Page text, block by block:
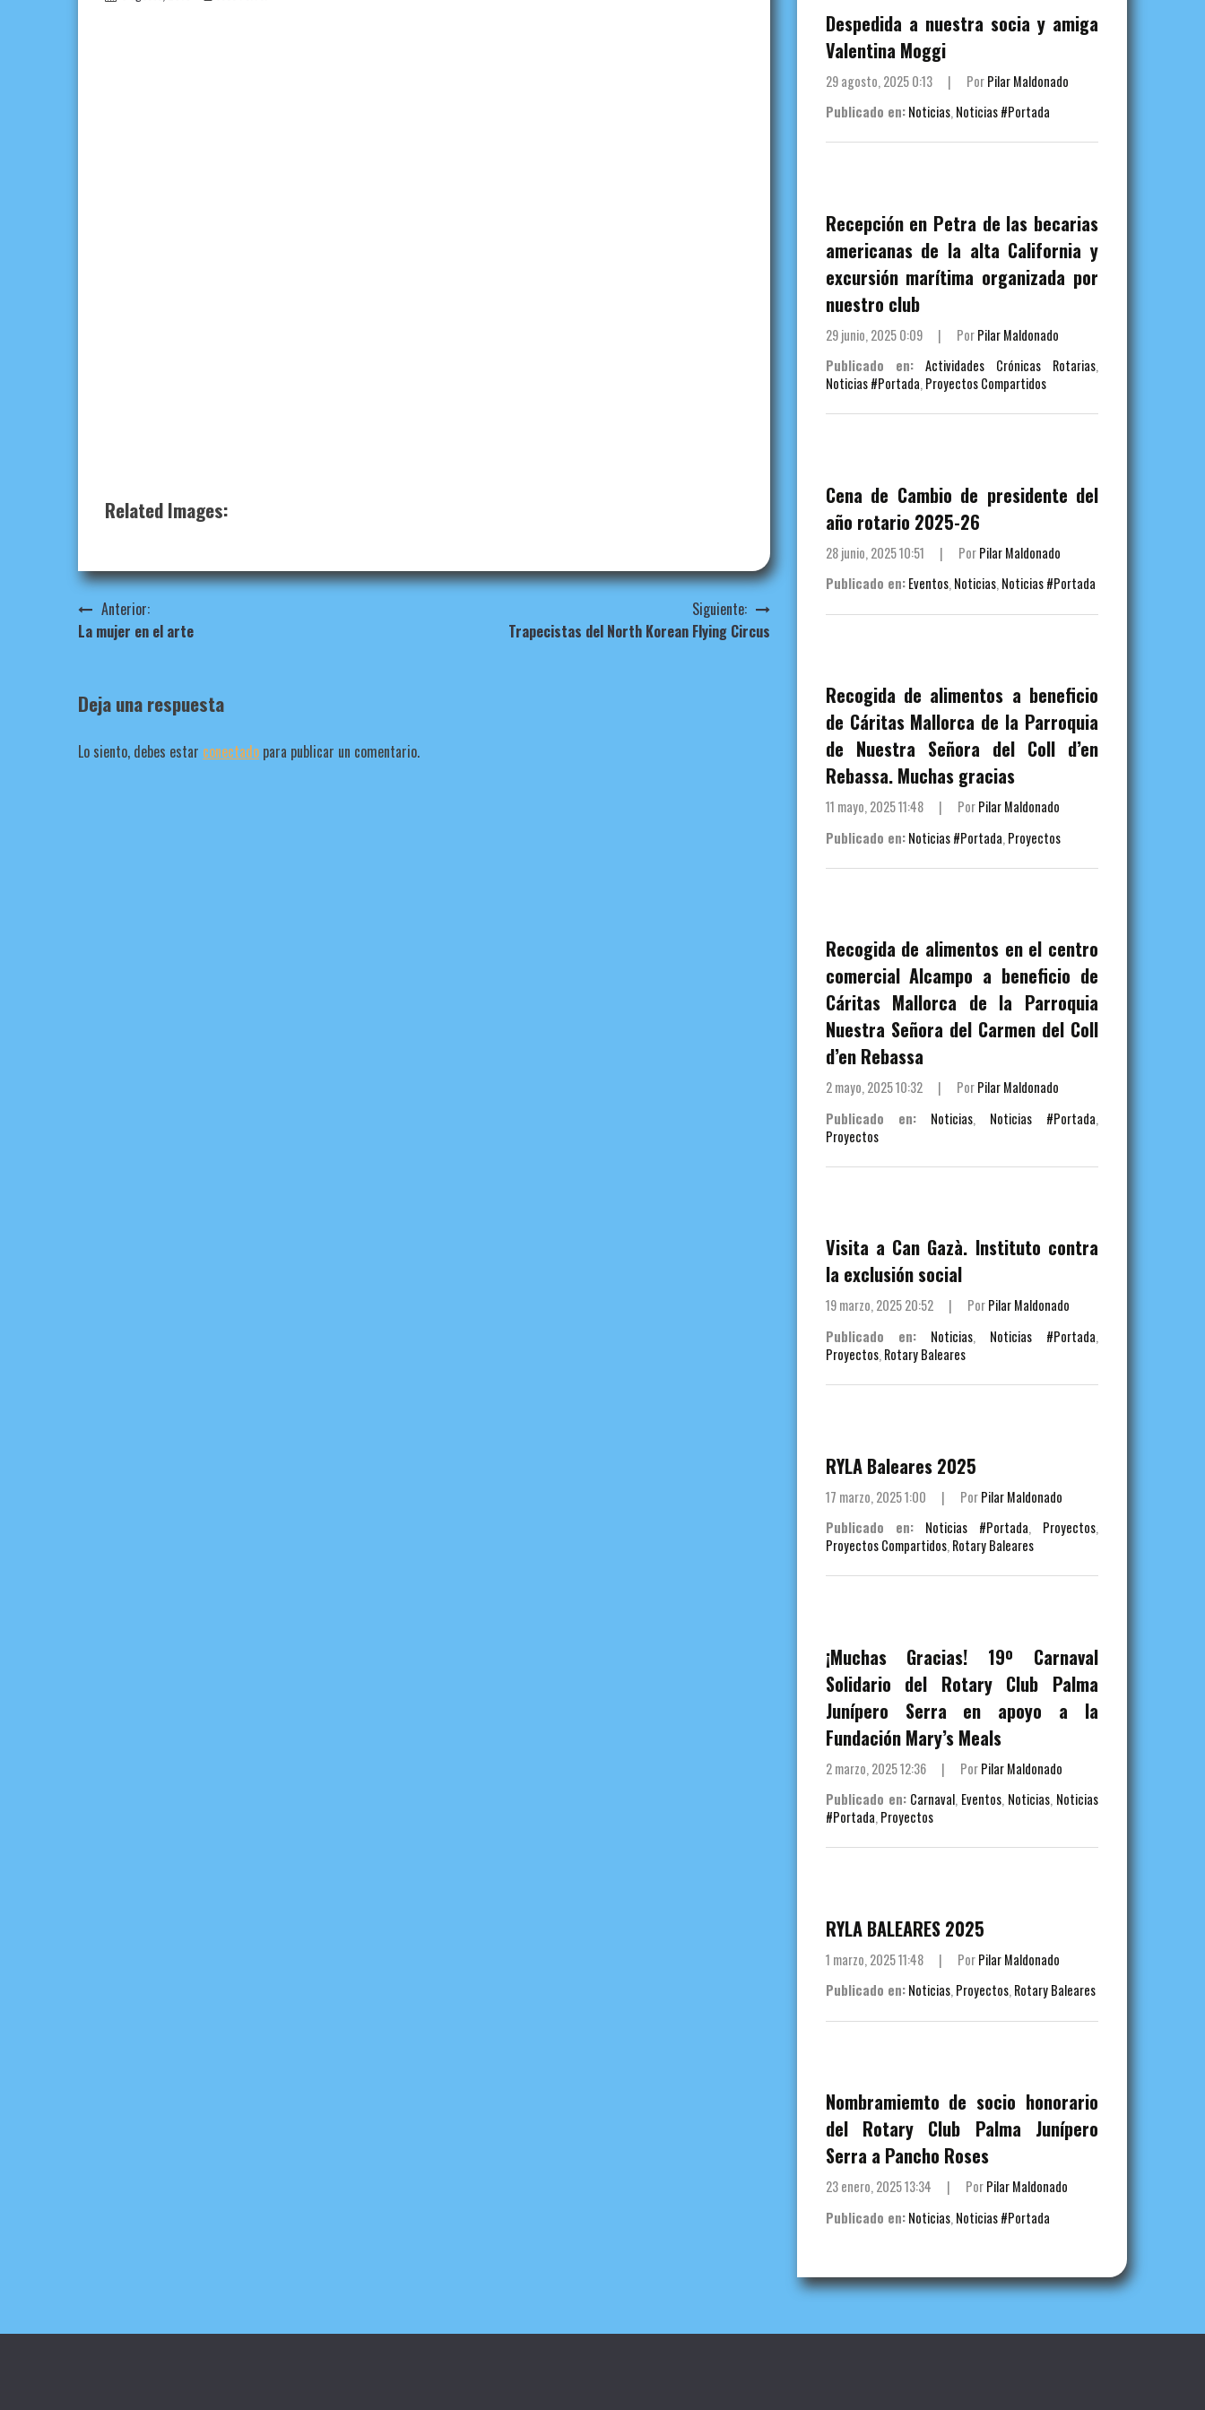
Related Images:
Navegación
de
Anterior:
La mujer en el arte
Siguiente:
Trapecistas del North Korean Flying Circus
Deja una respuesta
Lo siento, debes estar conectado para publicar un comentario.
Despedida a nuestra socia y amiga
Valentina Moggi
29 agosto, 2025 0:13 | PorPilar Maldonado
Publicado en: Noticias, Noticias #Portada
Recepción en Petra de las becarias
americanas de la alta California y
excursión marítima organizada por
nuestro club
29 junio, 2025 0:09 | PorPilar Maldonado
Publicado en:
Actividades Crónicas Rotarias,
Noticias #Portada, Proyectos Compartidos
Cena de Cambio de presidente del
año rotario 2025-26
28 junio, 2025 10:51 | PorPilar Maldonado
Publicado en: Eventos,Noticias,Noticias #Portada
Recogida de alimentos a beneficio
de Cáritas Mallorca de la Parroquia
de Nuestra Señora del Coll d’en
Rebassa. Muchas gracias
11 mayo, 2025 11:48 | PorPilar Maldonado
Publicado en: Noticias #Portada, Proyectos
Recogida de alimentos en el centro
comercial Alcampo a beneficio de
Cáritas Mallorca de la Parroquia
Nuestra Señora del Carmen del Coll
d’en Rebassa
2 mayo, 2025 10:32 | PorPilar Maldonado
Publicado en:
Noticias, Noticias #Portada,
Proyectos
Visita a Can Gazà. Instituto contra
la exclusión social
19 marzo, 2025 20:52 | PorPilar Maldonado
Publicado en:
Noticias, Noticias #Portada,
Proyectos, Rotary Baleares
RYLA Baleares 2025
17 marzo, 2025 1:00 | PorPilar Maldonado
Publicado en:
Noticias #Portada, Proyectos,
Proyectos Compartidos, Rotary Baleares
¡Muchas Gracias! 19º Carnaval
Solidario del Rotary Club Palma
Junípero Serra en apoyo a la
Fundación Mary’s Meals
2 marzo, 2025 12:36 | PorPilar Maldonado
Publicado en: Carnaval, Eventos, Noticias, Noticias
#Portada, Proyectos
RYLA BALEARES 2025
1 marzo, 2025 11:48 | PorPilar Maldonado
Publicado en: Noticias,Proyectos,Rotary Baleares
Nombramiemto de socio honorario
del Rotary Club Palma Junípero
Serra a Pancho Roses
23 enero, 2025 13:34 | PorPilar Maldonado
Publicado en: Noticias, Noticias #Portada